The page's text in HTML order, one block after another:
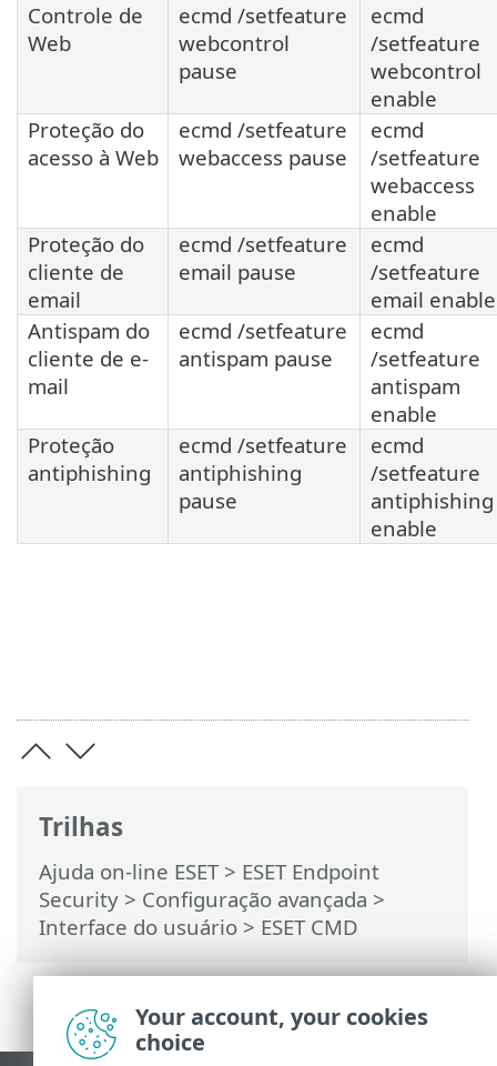
Trilhas
Ajuda on-line ESET> ESET Endpoint
Security > Configuração avançada >
Interface do usuário > ESET CMD
Controle de
Web
ecmd /setfeature
webcontrol
pause
ecmd
/setfeature
webcontrol
enable
Proteção do
acesso à Web
ecmd /setfeature
webaccess pause
ecmd
/setfeature
webaccess
enable
Proteção do
cliente de
email
ecmd /setfeature
email pause
ecmd
/setfeature
email enable
Antispam do
cliente de e-
mail
ecmd /setfeature
antispam pause
ecmd
/setfeature
antispam
enable
Proteção
antiphishing
ecmd /setfeature
antiphishing
pause
ecmd
/setfeature
antiphishing
enable
Your account, your cookies
choice